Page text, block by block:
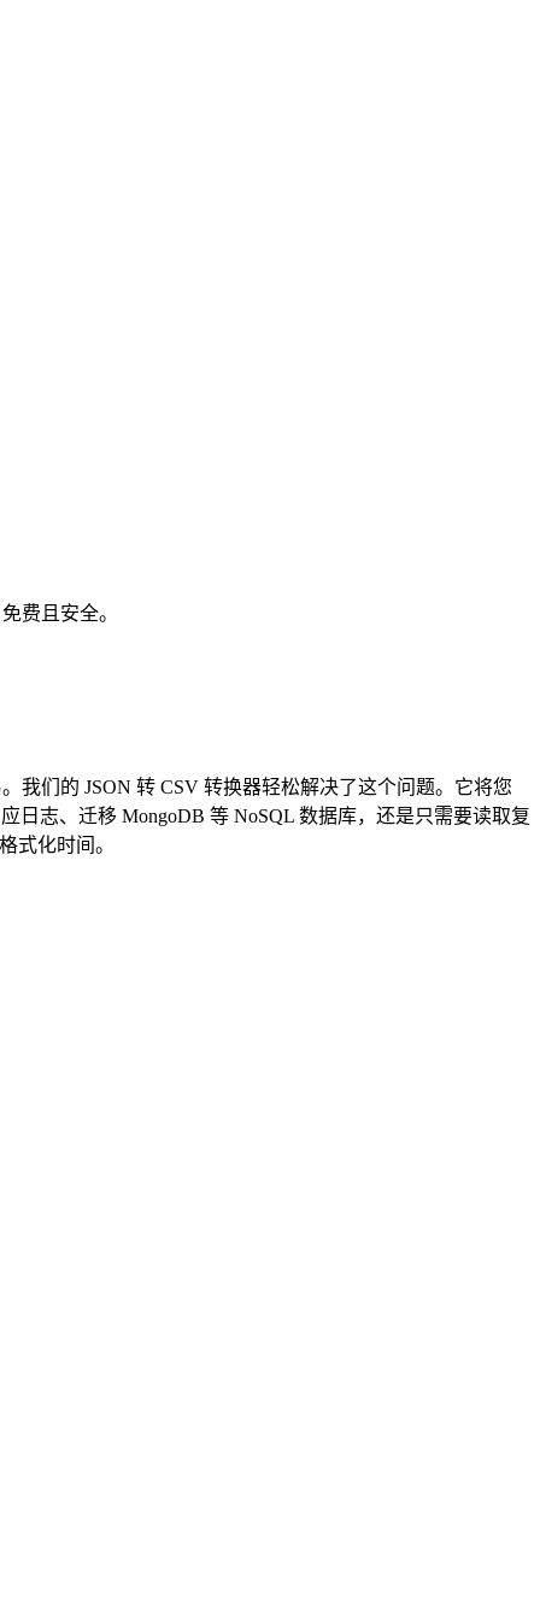
费且安全。
我们的 JSON 转 CSV 转换器轻松解决了这个问题。它将您
日志、迁移 MongoDB 等 NoSQL 数据库，还是只需要读取复
式化时间。